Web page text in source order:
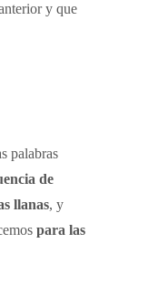
y que
palabras
de
llanas, y
para las